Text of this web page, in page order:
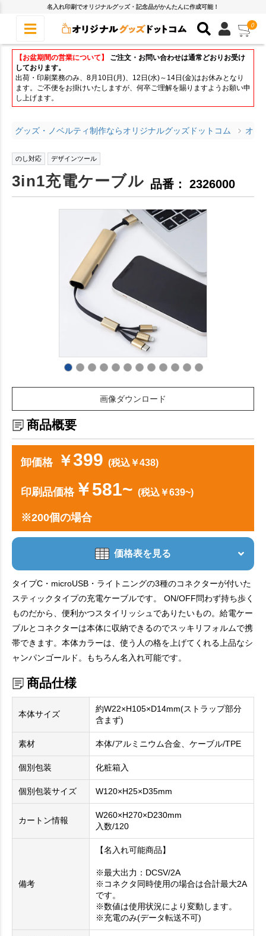
名入れ印刷でオリジナルグッズ・記念品がかんたんに作成可能！
0
【お盆期間の営業について】
ご注文・お問い合わせは通常どおりお受け
しております。
出荷・印刷業務のみ、8月10日(月)、12日(水)～14日(金)はお休みとなり
ます。ご不便をお掛けいたしますが、何卒ご理解を賜りますようお願い申
し上げます。
グッズ・ノベルティ制作ならオリジナルグッズドットコム オリ
のし対応 デザインツール
3in1充電ケーブル 品番： 2326000
画像ダウンロード
商品概要
卸価格 ￥399 (税込￥438)
印刷品価格￥581~ (税込￥639~)
※200個の場合
価格表を見る
タイプC・microUSB・ライトニングの3種のコネクターが付いた
スティックタイプの充電ケーブルです。 ON/OFF問わず持ち歩く
ものだから、便利かつスタイリッシュでありたいもの。給電ケー
ブルとコネクターは本体に収納できるのでスッキリフォルムで携
帯できます。本体カラーは、使う人の格を上げてくれる上品なシ
ャンパンゴールド。もちろん名入れ可能です。
商品仕様
本体サイズ
約W22×H105×D14mm(ストラップ部分
含まず)
素材 本体/アルミニウム合金、ケーブル/TPE
個別包装 化粧箱入
個別包装サイズ W120×H25×D35mm
カートン情報
W260×H270×D230mm
入数/120
備考
【名入れ可能商品】
※最大出力：DCSV/2A
※コネクタ同時使用の場合は合計最大2A
です。
※数値は使用状況により変動します。
※充電のみ(データ転送不可)